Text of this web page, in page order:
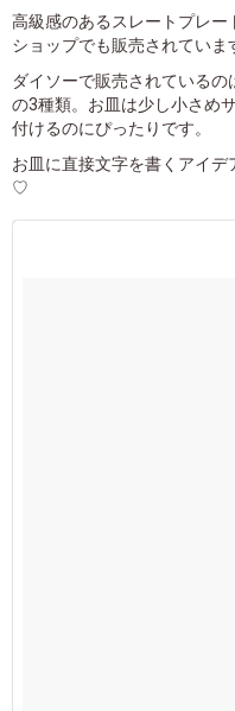
高級感のあるスレートプレ
ショップでも販売されていま
ダイソーで販売されている
の3種類。お皿は少し小さめ
付けるのにぴったりです。
お皿に直接文字を書くアイ
♡